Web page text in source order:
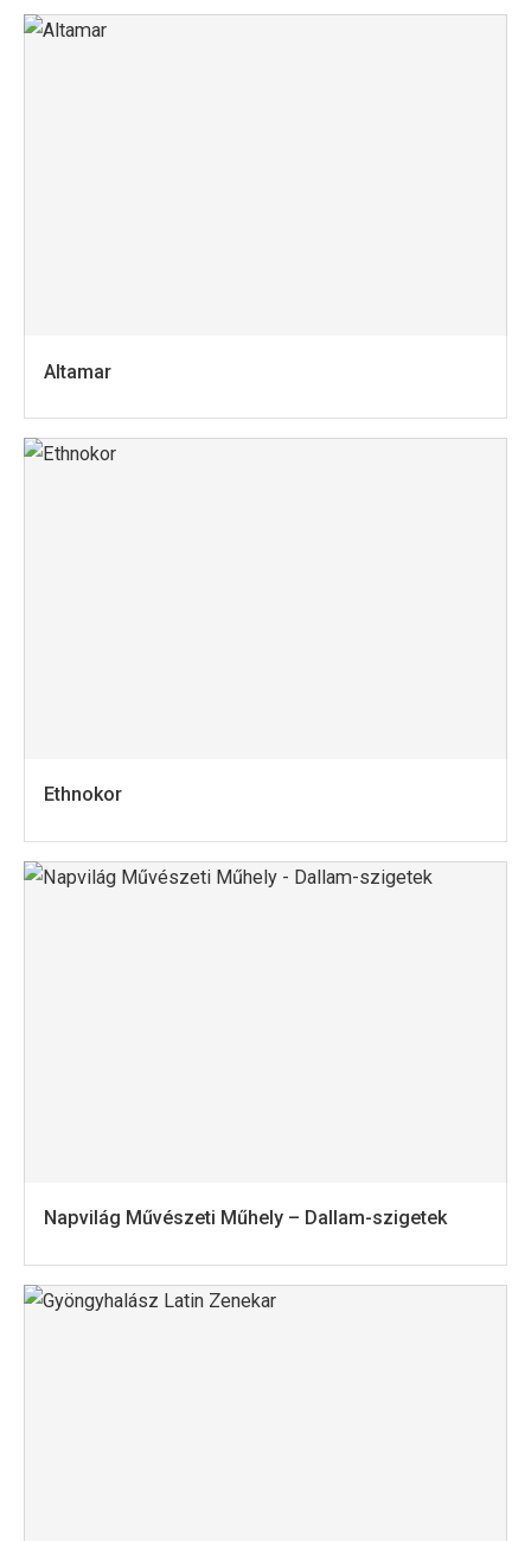
Altamar
Ethnokor
Napvilág Művészeti Műhely – Dallam-szigetek